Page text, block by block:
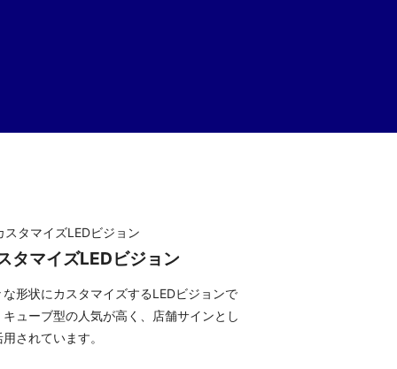
タマイズLEDビジョン
な形状にカスタマイズするLEDビジョンで
キューブ型の人気が高く、店舗サインとし
されています。